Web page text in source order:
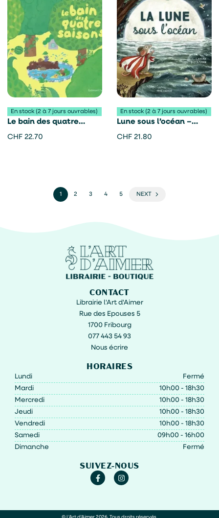
En stock (2 à 7 jours ouvrables)
Le bain des quatre
saisons – Kim Hyojeong
CHF 22.70
En stock (2 à 7 jours ouvrables)
Lune sous l’océan –
Sandra Dieckmann
CHF 21.80
1 2 3 4 5 NEXT
CONTACT
Librairie l'Art d'Aimer
Rue des Epouses 5
1700 Fribourg
077 443 54 93
Nous écrire
HORAIRES
Lundi
Fermé
Mardi
10h00 - 18h30
Mercredi
10h00 - 18h30
Jeudi
10h00 - 18h30
Vendredi
10h00 - 18h30
Samedi
09h00 - 16h00
Dimanche
Fermé
SUIVEZ-NOUS